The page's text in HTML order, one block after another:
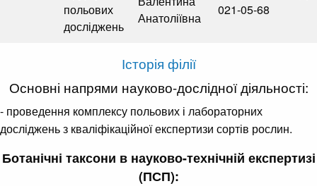
польових
досліджень
Анатоліївна
021-05-68
Історія філії
Основні напрями науково-дослідної діяльності:
- проведення комплексу польових і лабораторних
досліджень з кваліфікаційної експертизи сортів рослин.
Ботанічні таксони в науково-технічній експертизі
(ПСП):